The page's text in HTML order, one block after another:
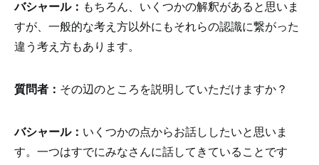
バシャール： もちろん、いくつかの解釈があると思いま
すが、一般的な考え方以外にもそれらの認識に繋がった
違う考え方もあります。
質問者： その辺のところを説明していただけますか？
バシャール： いくつかの点からお話ししたいと思いま
す。一つはすでにみなさんに話してきていることです